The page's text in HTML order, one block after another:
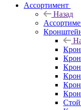
Ассортимент
Назад